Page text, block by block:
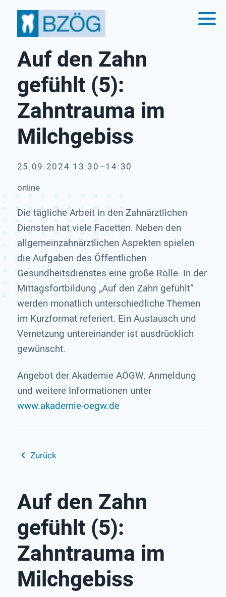
Auf den Zahn
gefühlt (5):
Zahntrauma im
Milchgebiss
25.09.2024 13:30–14:30
online
Die tägliche Arbeit in den Zahnärztlichen
Diensten hat viele Facetten. Neben den
allgemeinzahnärztlichen Aspekten spielen
die Aufgaben des Öffentlichen
Gesundheitsdienstes eine große Rolle. In der
Mittagsfortbildung „Auf den Zahn gefühlt“
werden monatlich unterschiedliche Themen
im Kurzformat referiert. Ein Austausch und
Vernetzung untereinander ist ausdrücklich
gewünscht.
Angebot der Akademie AÖGW. Anmeldung
und weitere Informationen unter
www.akademie-oegw.de
Zurück
Auf den Zahn
gefühlt (5):
Zahntrauma im
Milchgebiss